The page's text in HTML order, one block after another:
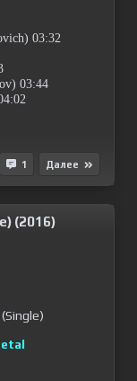
03:32
03:44
1 Далее
(2016)